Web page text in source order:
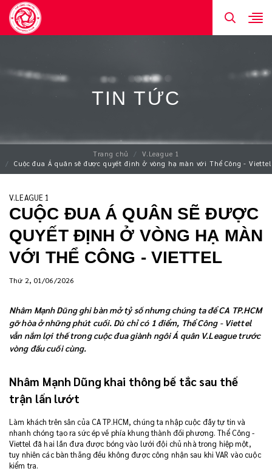
TIN TỨC
Trang chủ
V.League 1
Cuộc đua Á quân sẽ được quyết định ở vòng hạ màn với Thể Công - Viettel
V.LEAGUE 1
CUỘC ĐUA Á QUÂN SẼ ĐƯỢC
QUYẾT ĐỊNH Ở VÒNG HẠ MÀN
VỚI THỂ CÔNG - VIETTEL
Thứ 2, 01/06/2026
Nhâm Mạnh Dũng ghi bàn mở tỷ số nhưng chúng ta để CA TP.HCM
gỡ hòa ở những phút cuối. Dù chỉ có 1 điểm, Thể Công - Viettel
vẫn nắm lợi thế trong cuộc đua giành ngôi Á quân V.League trước
vòng đấu cuối cùng.
Nhâm Mạnh Dũng khai thông bế tắc sau thế
trận lấn lướt
Làm khách trên sân của CA TP.HCM, chúng ta nhập cuộc đầy tự tin và
nhanh chóng tạo ra sức ép về phía khung thành đối phương. Thể Công -
Viettel đã hai lần đưa được bóng vào lưới đội chủ nhà trong hiệp một,
tuy nhiên các bàn thắng đều không được công nhận sau khi VAR vào cuộc
kiểm tra.